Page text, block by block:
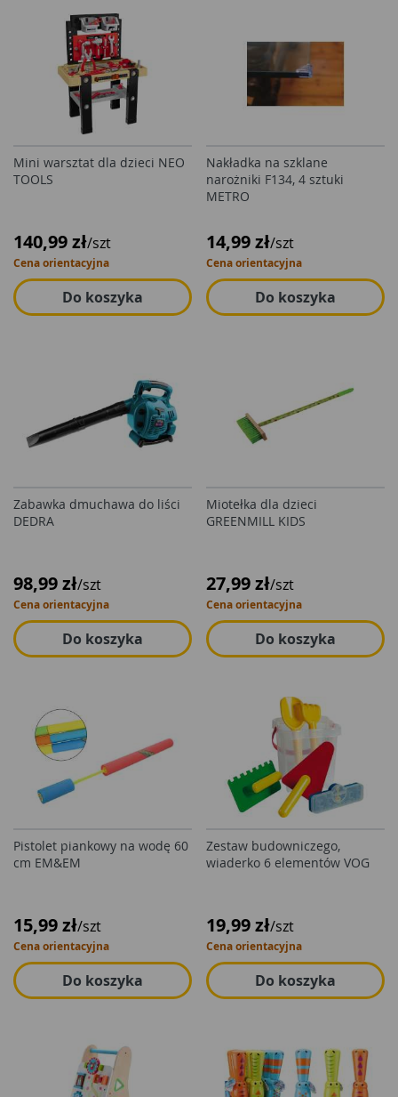
Mini warsztat dla dzieci NEO
TOOLS
140,99 zł/szt
Cena orientacyjna
Do koszyka
Nakładka na szklane
narożniki F134, 4 sztuki
METRO
14,99 zł/szt
Cena orientacyjna
Do koszyka
Zabawka dmuchawa do liści
DEDRA
98,99 zł/szt
Cena orientacyjna
Do koszyka
Miotełka dla dzieci
GREENMILL KIDS
27,99 zł/szt
Cena orientacyjna
Do koszyka
Pistolet piankowy na wodę 60
cm EM&EM
15,99 zł/szt
Cena orientacyjna
Do koszyka
Zestaw budowniczego,
wiaderko 6 elementów VOG
19,99 zł/szt
Cena orientacyjna
Do koszyka